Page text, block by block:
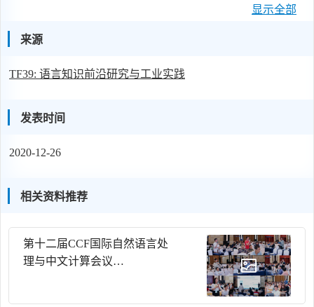
如线性链条件随机场(Linear chain Conditional Random Field,
CRF)、半-马尔科夫条件随机场(semi-Markov CRF)、隐变量
句法分析(Probabilistic Context Free Grammar, PCFG)、基于树
和基于深度学习的结构化预测模型，如神经网络/长短记忆网
络条件随机场等。基于上述框架，我们可以方便快捷的实现
型无法实现的带重叠结构的模型。该框架亦被使用应用于信
(semantic parsing)、情感分析和算术应用题解析等实际场景
中。
显示全部
来源
TF39: 语言知识前沿研究与工业实践
发表时间
2020-12-26
相关资料推荐
第十二届CCF国际自然语言处
理与中文计算会议